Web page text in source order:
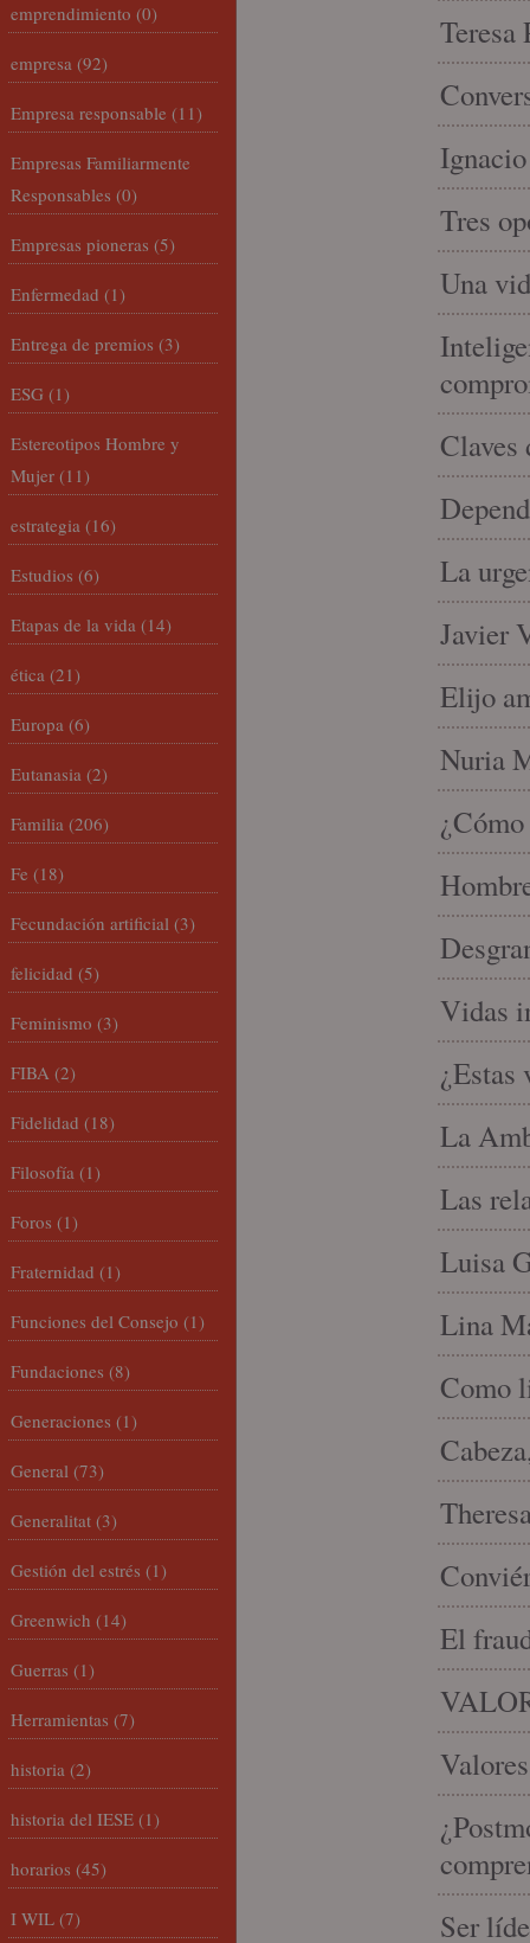
Teresa
Tres
Una
Claves
La
Javier
Elijo
Nuria
Vidas
¿Estas
La
Las
Luisa
Lina
Como
El
Ser
emprendimiento (0)
empresa (92)
Empresa responsable (11)
Empresas Familiarmente
Responsables (0)
Empresas pioneras (5)
Enfermedad (1)
Entrega de premios (3)
ESG (1)
Estereotipos Hombre y
Mujer (11)
estrategia (16)
Estudios (6)
Etapas de la vida (14)
ética (21)
Europa (6)
Eutanasia (2)
Familia (206)
Fe (18)
Fecundación artificial (3)
felicidad (5)
Feminismo (3)
FIBA (2)
Fidelidad (18)
Filosofía (1)
Foros (1)
Fraternidad (1)
Funciones del Consejo (1)
Fundaciones (8)
Generaciones (1)
General (73)
Generalitat (3)
Gestión del estrés (1)
Greenwich (14)
Guerras (1)
Herramientas (7)
historia (2)
historia del IESE (1)
horarios (45)
I WIL (7)